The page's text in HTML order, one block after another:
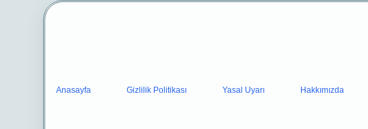
Anasayfa Gizlilik Politikası Yasal Uyarı Hakkımızda